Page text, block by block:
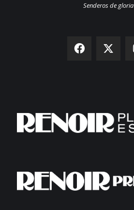
Senderos de gloria